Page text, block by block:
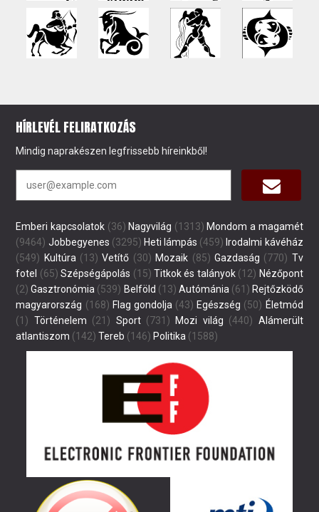
HÍRLEVÉL FELIRATKOZÁS
Mindig naprakészen legfrissebb híreinkből!
Emberi kapcsolatok (36) Nagyvilág (1313) Mondom a magamét
(9464) Jobbegyenes (3295) Heti lámpás (459) Irodalmi kávéház
(549) Kultúra (13) Vetítő (30) Mozaik (85) Gazdaság (770) Tv
fotel (65) Szépségápolás (15) Titkok és talányok(12) Nézőpont
(2) Gasztronómia (539) Belföld (13) Autómánia (61) Rejtőzködő
magyarország (168) Flag gondolja (43) Egészség (50) Életmód
(1) Történelem (21) Sport(731) Mozi világ (440) Alámerült
atlantiszom (142) Tereb (146) Politika (1588)